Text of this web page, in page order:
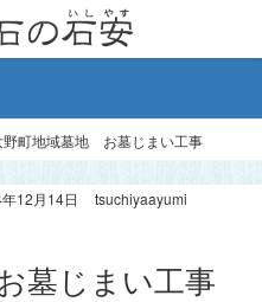
野町地域墓地 お墓じまい工事
12月14日
tsuchiyaayumi
墓じまい工事